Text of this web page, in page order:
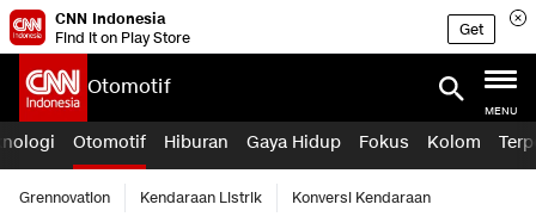
CNN Indonesia
Find it on Play Store
Get
Otomotif
MENU
Otomotif Hiburan Gaya Hidup Fokus Kolom
Grennovation Kendaraan Listrik Konversi Kendaraan